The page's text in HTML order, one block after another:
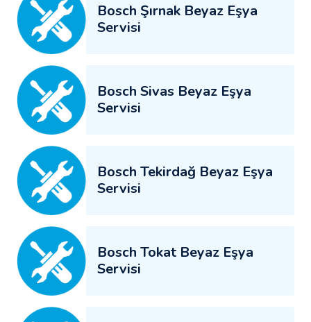
Bosch Şırnak Beyaz Eşya
Servisi
Bosch Sivas Beyaz Eşya
Servisi
Bosch Tekirdağ Beyaz Eşya
Servisi
Bosch Tokat Beyaz Eşya
Servisi